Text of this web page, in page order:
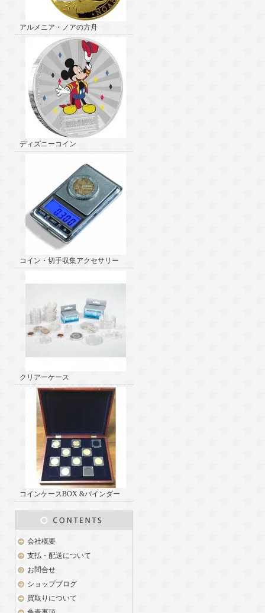
アルメニア・ノアの方舟
ディズニーコイン
コイン・切手収集アクセサリー
クリアーケース
コインケースBOX &バインダー
会社概要
支払・配送について
お問合せ
ショップブログ
買取りについて